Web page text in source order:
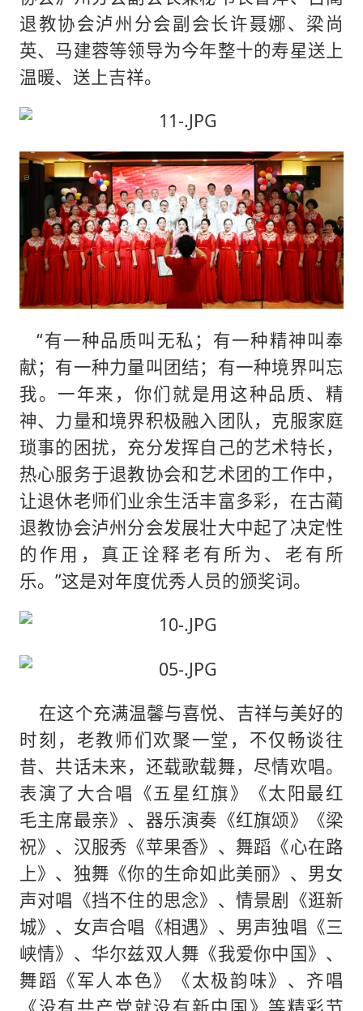
退教协会泸州分会副会长许聂娜、梁尚
英、马建蓉等领导为今年整十的寿星送上
温暖、送上吉祥。
“有一种品质叫无私；有一种精神叫奉
献；有一种力量叫团结；有一种境界叫忘
我。一年来，你们就是用这种品质、精
神、力量和境界积极融入团队，克服家庭
琐事的困扰，充分发挥自己的艺术特长，
热心服务于退教协会和艺术团的工作中，
让退休老师们业余生活丰富多彩，在古蔺
退教协会泸州分会发展壮大中起了决定性
的作用，真正诠释老有所为、老有所
乐。”这是对年度优秀人员的颁奖词。
在这个充满温馨与喜悦、吉祥与美好的
时刻，老教师们欢聚一堂，不仅畅谈往
昔、共话未来，还载歌载舞，尽情欢唱。
表演了大合唱《五星红旗》《太阳最红
毛主席最亲》、器乐演奏《红旗颂》《梁
祝》、汉服秀《苹果香》、舞蹈《心在路
上》、独舞《你的生命如此美丽》、男女
声对唱《挡不住的思念》、情景剧《逛新
城》、女声合唱《相遇》、男声独唱《三
峡情》、华尔兹双人舞《我爱你中国》、
舞蹈《军人本色》《太极韵味》、齐唱